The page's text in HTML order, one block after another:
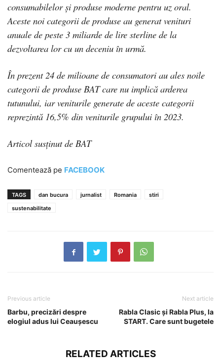
consumabilelor și produse moderne pentru uz oral.
Aceste noi categorii de produse au generat venituri
anuale de peste 3 miliarde de lire sterline de la
dezvoltarea lor cu un deceniu în urmă.
În prezent 24 de milioane de consumatori au ales noile
categorii de produse BAT care nu implică arderea
tutunului, iar veniturile generate de aceste categorii
reprezintă 16,5% din veniturile grupului în 2023.
Articol susținut de BAT
Comentează pe FACEBOOK
TAGS dan bucura jurnalist Romania
stiri
sustenabilitate
Previous article
Barbu, precizări despre
elogiul adus lui Ceaușescu
Next article
Rabla Clasic şi Rabla Plus, la
START. Care sunt bugetele
RELATED ARTICLES